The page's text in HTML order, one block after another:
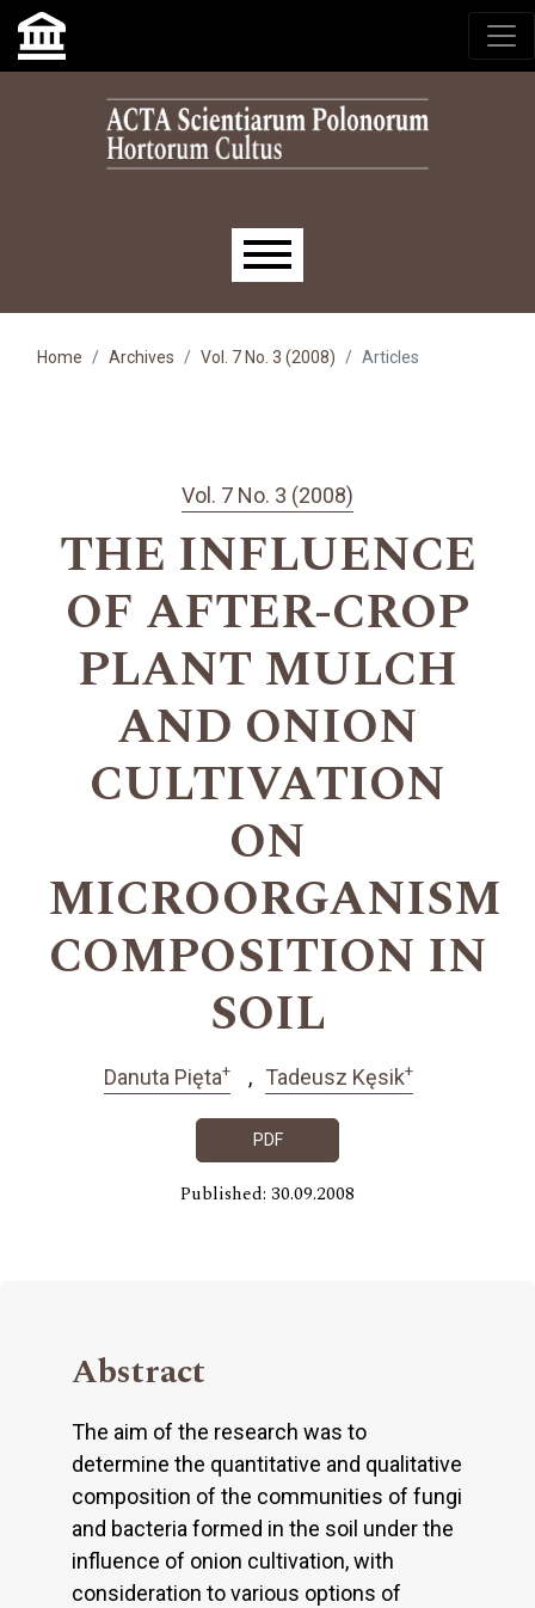
Skip to main navigation menu
Skip to main content
Skip to site footer
Main menu
Home Archives Vol. 7 No. 3 (2008) Articles
Vol. 7 No. 3 (2008)
THE INFLUENCE
OF AFTER-CROP
PLANT MULCH
AND ONION
CULTIVATION
ON
MICROORGANISM
COMPOSITION IN
SOIL
Danuta Pięta+ Tadeusz Kęsik+
PDF
Published: 30.09.2008
Abstract
The aim of the research was to
determine the quantitative and qualitative
composition of the communities of fungi
and bacteria formed in the soil under the
influence of onion cultivation, with
consideration to various options of